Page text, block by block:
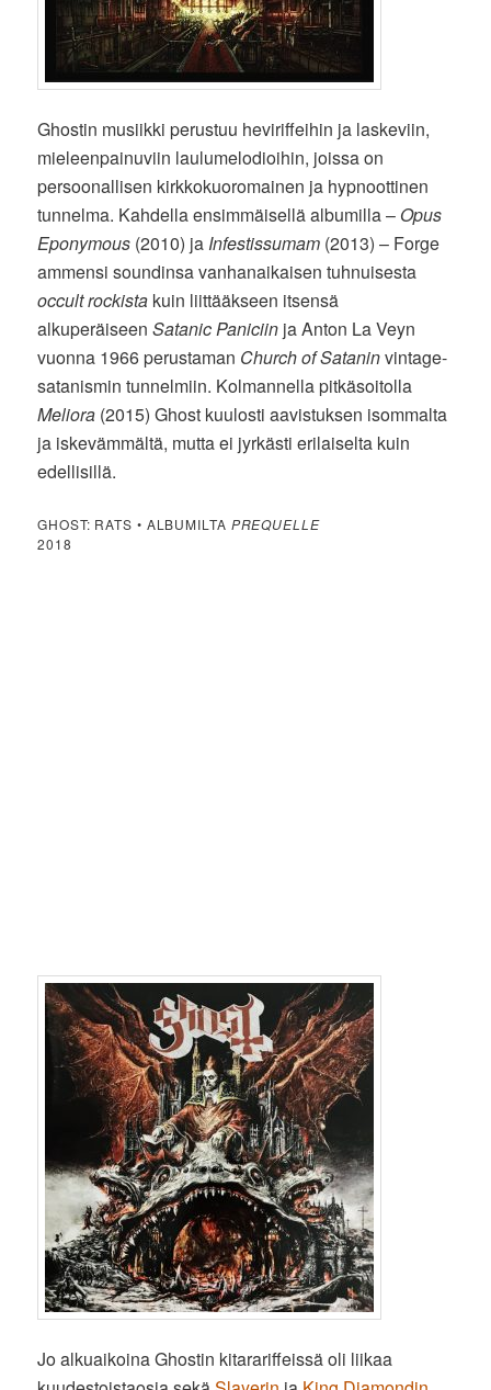
Ghostin musiikki perustuu heviriffeihin ja laskeviin,
mieleenpainuviin laulumelodioihin, joissa on
persoonallisen kirkkokuoromainen ja hypnoottinen
tunnelma. Kahdella ensimmäisellä albumilla – Opus
Eponymous (2010) ja Infestissumam (2013) – Forge
ammensi soundinsa vanhanaikaisen tuhnuisesta
occult rockista kuin liittääkseen itsensä
alkuperäiseenSatanic Paniciin ja Anton La Veyn
vuonna 1966 perustaman Church of Sataninvintage-
satanismin tunnelmiin. Kolmannella pitkäsoitolla
Meliora (2015) Ghost kuulosti aavistuksen isommalta
ja iskevämmältä, mutta ei jyrkästi erilaiselta kuin
edellisillä.
GHOST: RATS • ALBUMILTA PREQUELLE
2018
Jo alkuaikoina Ghostin kitarariffeissä oli liikaa